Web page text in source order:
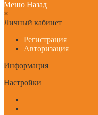
Меню Назад
×
Личный кабинет
Регистрация
Авторизация
Информация
Настройки